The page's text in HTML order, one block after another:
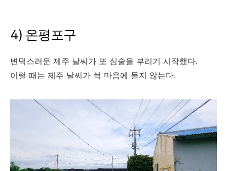
4) 온평포구
변덕스러운 제주 날씨가 또 심술을 부리기 시작했다.
이럴 때는 제주 날씨가 썩 마음에 들지 않는다.